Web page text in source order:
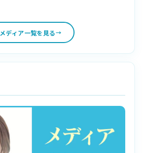
メディア一覧を見る